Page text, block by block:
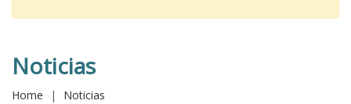
Noticias
Home | Noticias